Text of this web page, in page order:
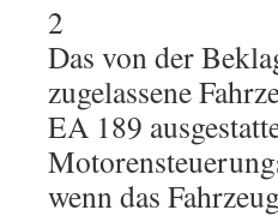
2
Das von der
zugelassene
EA 189
wenn das